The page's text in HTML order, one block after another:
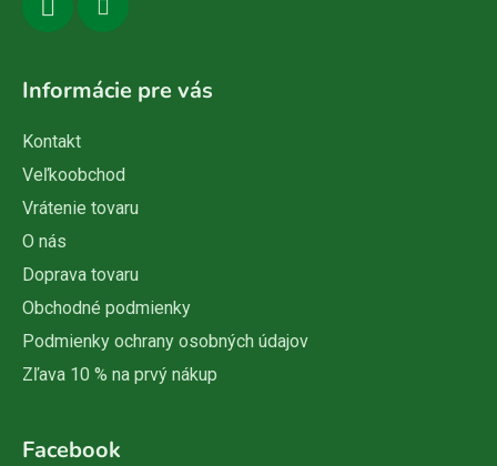
Informácie pre vás
Kontakt
Veľkoobchod
Vrátenie tovaru
O nás
Doprava tovaru
Obchodné podmienky
Podmienky ochrany osobných údajov
Zľava 10 % na prvý nákup
Facebook